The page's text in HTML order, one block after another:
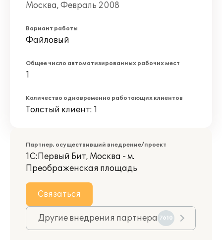
Москва, Февраль 2008
Вариант работы
Файловый
Общее число автоматизированных рабочих мест
1
Количество одновременно работающих клиентов
Толстый клиент: 1
Партнер, осуществивший внедрение/проект
1С:Первый Бит, Москва - м.
Преображенская площадь
Связаться
Другие внедрения партнера 7610